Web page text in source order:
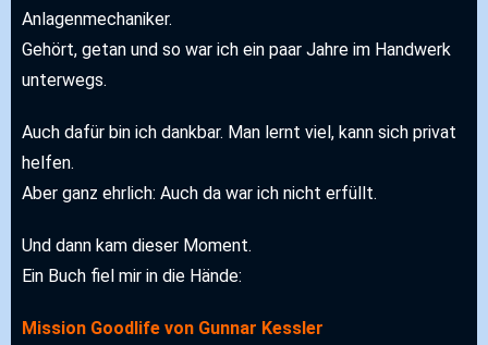
Anlagenmechaniker.
Gehört, getan und so war ich ein paar Jahre im Handwerk
unterwegs.
Auch dafür bin ich dankbar. Man lernt viel, kann sich privat
helfen.
Aber ganz ehrlich: Auch da war ich nicht erfüllt.
Und dann kam dieser Moment.
Ein Buch fiel mir in die Hände:
Mission Goodlife von Gunnar Kessler